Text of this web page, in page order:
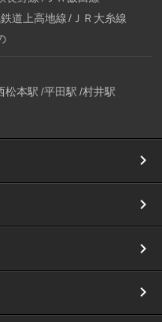
道上高地線
ＪＲ大糸線
松本駅 平田駅 村井駅